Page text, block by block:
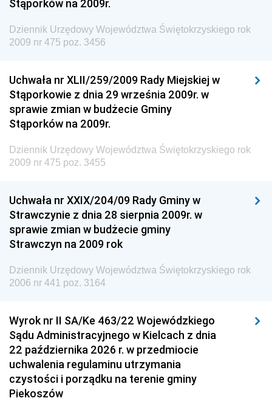
Wewnętrznego
Dziennik Urzędowy Urzędu Patentowego
Dziennik Urzędowy Generalnej Dyrekcji Dróg
Krajowych i Autostrad
Dziennik Urzędowy Ministra Środowiska
Dziennik Urzędowy Ministra Edukacji
Dziennik Urzędowy Ministra Przemysłu
Dziennik Urzędowy Ministra Finansów i Gospodarki
Dziennik Urzędowy Ministra do Spraw Unii
Dziennik Urzędowy Agencji Wywiadu
Stąporków na 2009r.
Dziennik Urzędowy Województwa Świętokrzyskiego rok
2009 nr 475 poz. 3456
Uchwała nr XLII/259/2009 Rady Miejskiej w
Stąporkowie z dnia 29 września 2009r. w
sprawie zmian w budżecie Gminy
Stąporków na 2009r.
Dziennik Urzędowy Województwa Świętokrzyskiego rok
2009 nr 475 poz. 3455
Uchwała nr XXIX/204/09 Rady Gminy w
Strawczynie z dnia 28 sierpnia 2009r. w
sprawie zmian w budżecie gminy
Strawczyn na 2009 rok
Dziennik Urzędowy Województwa Świętokrzyskiego rok
2006 nr 441 poz. 3164
Wyrok nr II SA/Ke 463/22 Wojewódzkiego
Sądu Administracyjnego w Kielcach z dnia
22 października 2026 r. w przedmiocie
uchwalenia regulaminu utrzymania
czystości i porządku na terenie gminy
Piekoszów